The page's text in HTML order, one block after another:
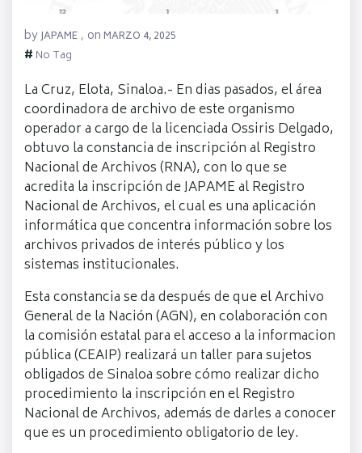
byJAPAME , onMARZO 4, 2025
# No Tag
La Cruz, Elota, Sinaloa.- En dias pasados, el área
coordinadora de archivo de este organismo
operador a cargo de la licenciada Ossiris Delgado,
obtuvo la constancia de inscripción al Registro
Nacional de Archivos (RNA), con lo que se
acredita la inscripción de JAPAME al Registro
Nacional de Archivos, el cual es una aplicación
informática que concentra información sobre los
archivos privados de interés público y los
sistemas institucionales.
Esta constancia se da después de que elArchivo
General de la Nación (AGN), en colaboración con
la comisión estatal para el acceso a la informacion
pública (CEAIP) realizará un taller para sujetos
obligados de Sinaloa sobre cómo realizar dicho
procedimiento la inscripción en el Registro
Nacional de Archivos, además de darles a conocer
que es un procedimiento obligatorio de ley.